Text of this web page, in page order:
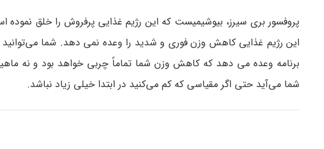
پروفسور بری سیرز، بیوشیمیست که این رژیم غذایی پرفروش را خلق
برنامه وعده می‌ دهد که کاهش وزن شما تماماً چربی خواهد بود و نه
شما می‌آید حتی اگر مقیاسی که کم می‌کنید در ابتدا خیلی زیاد نباشد.